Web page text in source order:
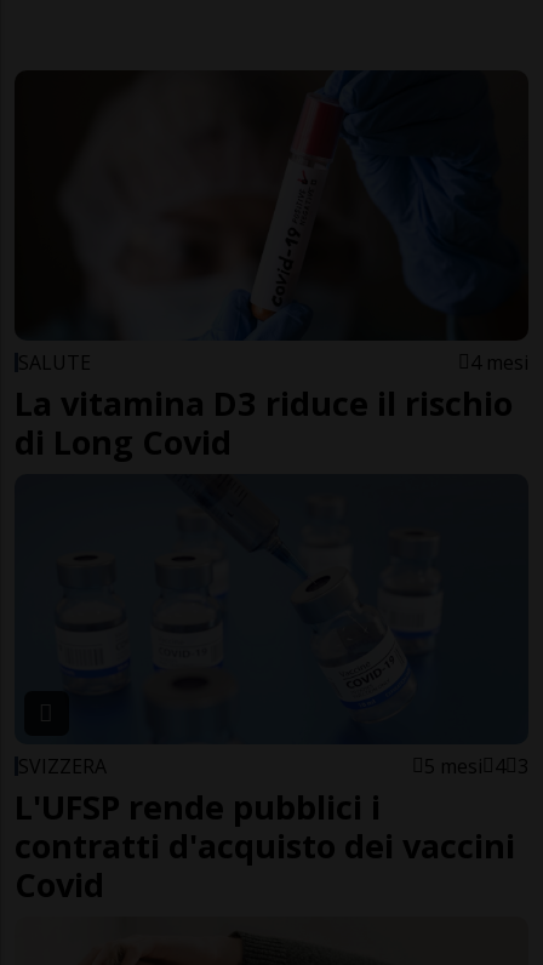
SALUTE 4 mesi
La vitamina D3 riduce il rischio
di Long Covid
SVIZZERA 5 mesi 4 3
L'UFSP rende pubblici i
contratti d'acquisto dei vaccini
Covid